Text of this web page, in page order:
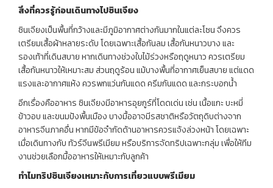
สิ่งที่ควรรู้ก่อนเดินทางไปซินเจียง
ซินเจียงเป็นพื้นที่กว้างและมีภูมิอากาศต่างกันมากในแต่ละโซน จึงควร
เตรียมเสื้อผ้าหลายระดับ โดยเฉพาะเสื้อกันลม เสื้อกันหนาวบาง และ
รองเท้าที่เดินสบาย หากเดินทางช่วงใบไม้ร่วงหรือฤดูหนาว ควรเตรียม
เสื้อกันหนาวให้เหมาะสม ส่วนฤดูร้อน แม้บางพื้นที่อากาศเย็นสบาย แต่แดด
แรงและอากาศแห้ง ควรพกแว่นกันแดด ครีมกันแดด และกระบอกน้ำ
อีกเรื่องคืออาหาร ซินเจียงมีอาหารอุยกูร์ที่โดดเด่น เช่น เนื้อแกะ บะหมี่
ข้าวอบ และขนมปังพื้นเมือง บางมื้ออาจมีรสชาติหรือวัตถุดิบต่างจาก
อาหารจีนภาคอื่น หากมีข้อจำกัดด้านอาหารควรแจ้งล่วงหน้า โดยเฉพาะ
เมื่อเดินทางกับ ทัวร์จีนพรีเมียม หรือบริการจัดทริปเฉพาะกลุ่ม เพื่อให้ทีม
งานช่วยเลือกมื้ออาหารให้เหมาะกับลูกค้า
ทำไมทริปซินเจียงเหมาะกับการเที่ยวแบบพรีเมียม